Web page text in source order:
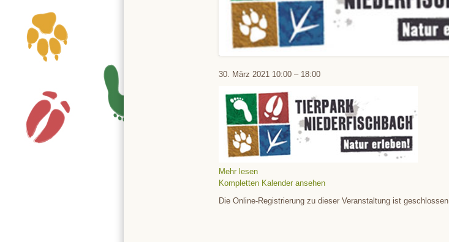
Tierpark
30. März 2021 10:00 – 18:00
Mehr lesen
Kompletten Kalender ansehen
Die Online-Registrierung zu dieser Veranstaltung ist geschlossen.